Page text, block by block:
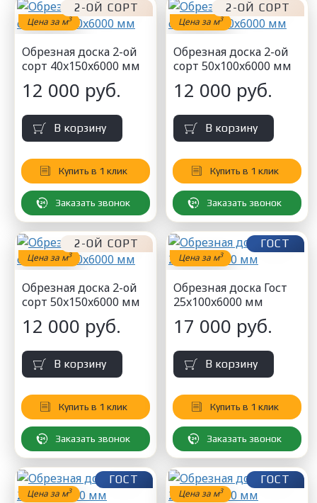
Цена за м3
2-ОЙ СОРТ
Обрезная доска 2-ой
сорт 40x150x6000 мм
12 000 руб.
В корзину
Купить в 1 клик
Заказать звонок
Цена за м3
2-ОЙ СОРТ
Обрезная доска 2-ой
сорт 50x100x6000 мм
12 000 руб.
В корзину
Купить в 1 клик
Заказать звонок
Цена за м3
2-ОЙ СОРТ
Обрезная доска 2-ой
сорт 50x150x6000 мм
12 000 руб.
В корзину
Купить в 1 клик
Заказать звонок
Цена за м3
ГОСТ
Обрезная доска Гост
25x100x6000 мм
17 000 руб.
В корзину
Купить в 1 клик
Заказать звонок
Цена за м3
ГОСТ
Цена за м3
ГОСТ